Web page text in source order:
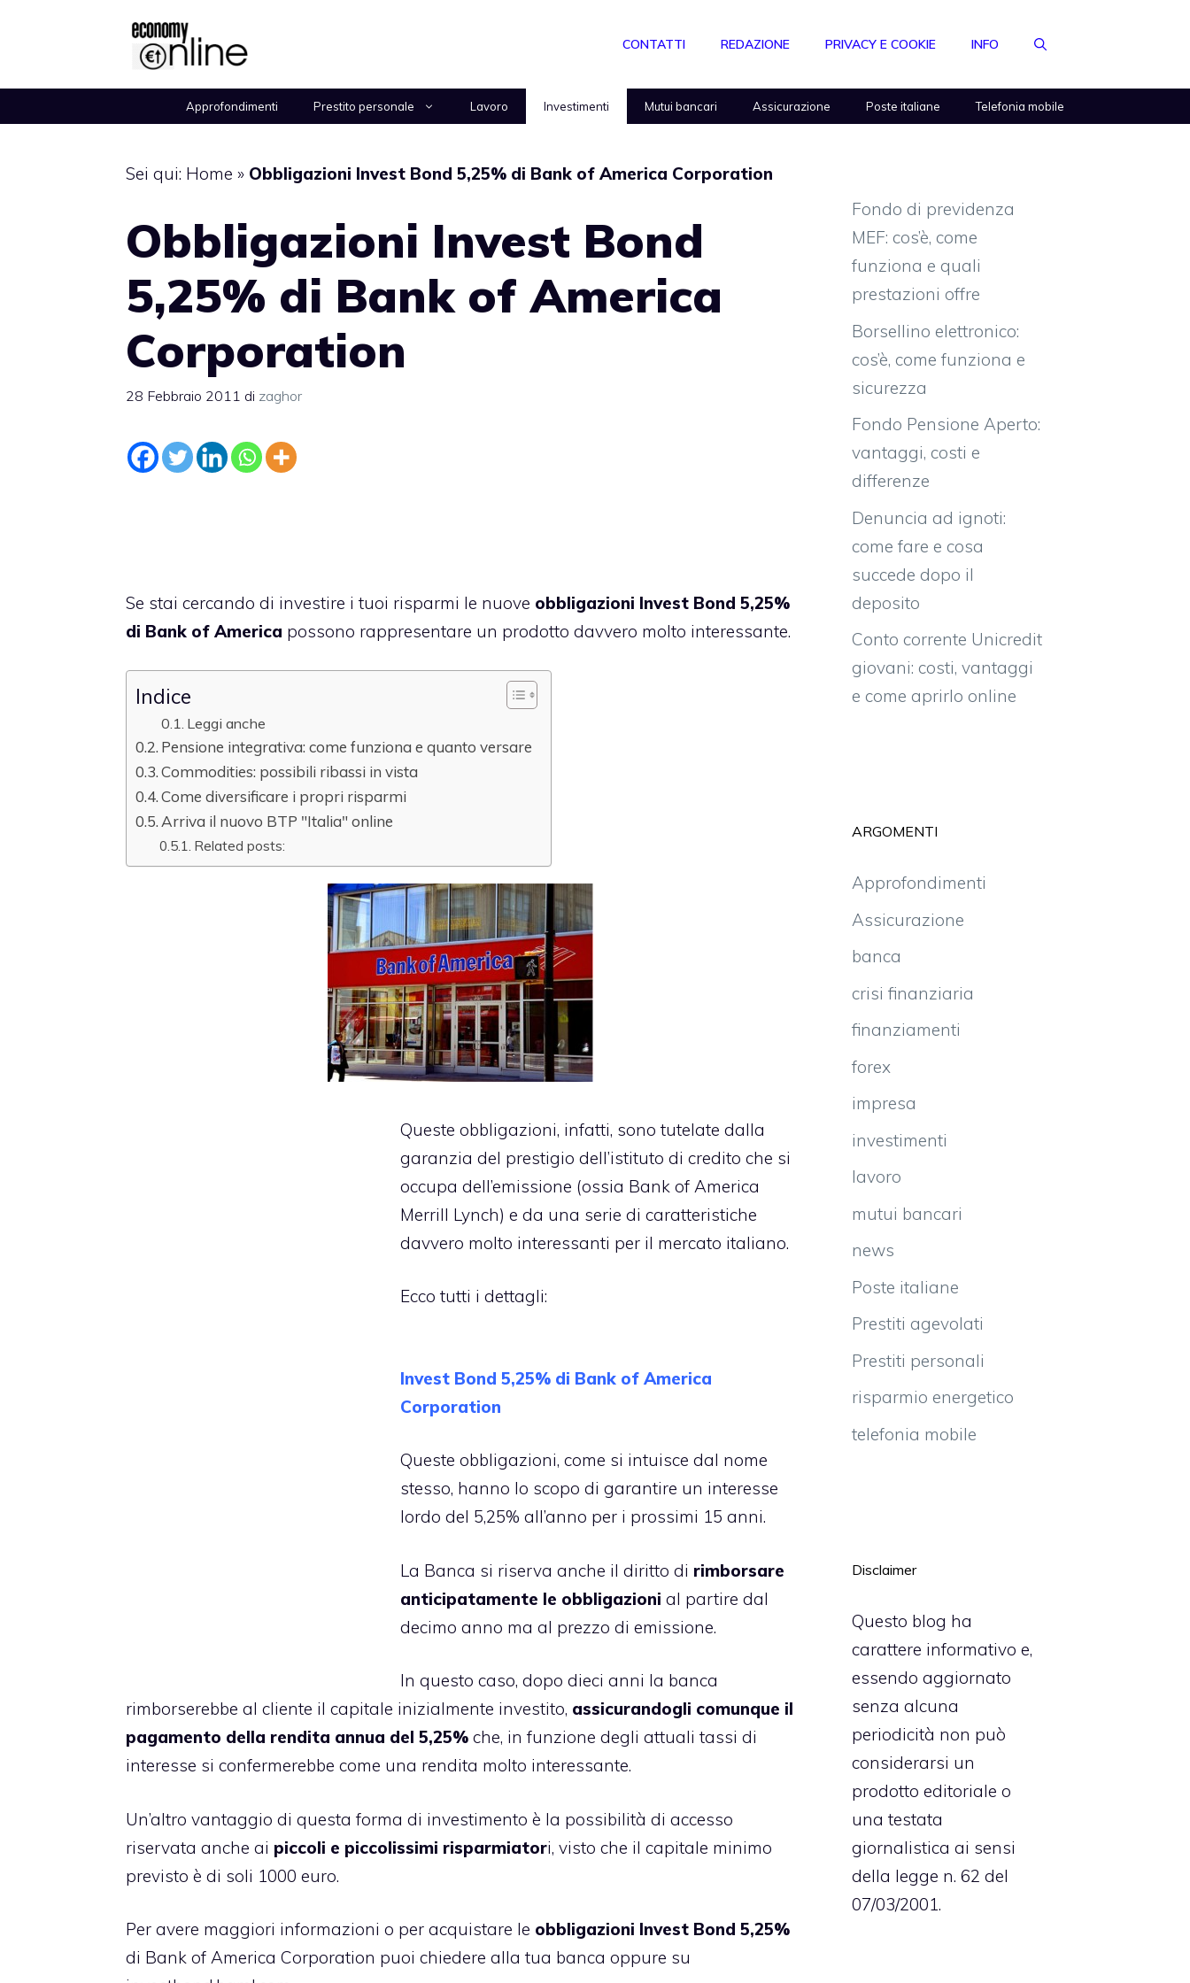
CONTATTI REDAZIONE PRIVACY E COOKIE INFO
Approfondimenti Prestito personale Lavoro Investimenti Mutui bancari Assicurazione Poste italiane Telefonia mobile
Sei qui: Home » Obbligazioni Invest Bond 5,25% di Bank of America Corporation
Obbligazioni Invest Bond
5,25% di Bank of America
Corporation
28 Febbraio 2011 di zaghor
Se stai cercando di investire i tuoi risparmi le nuove obbligazioni Invest Bond 5,25%
di Bank of America possono rappresentare un prodotto davvero molto interessante.
Indice
Leggi anche
Pensione integrativa: come funziona e quanto versare
Commodities: possibili ribassi in vista
Come diversificare i propri risparmi
Arriva il nuovo BTP "Italia" online
Related posts:
Queste obbligazioni, infatti, sono tutelate dalla
garanzia del prestigio dell’istituto di credito che si
occupa dell’emissione (ossia Bank of America
Merrill Lynch) e da una serie di caratteristiche
davvero molto interessanti per il mercato italiano.
Ecco tutti i dettagli:
Invest Bond 5,25% di Bank of America
Corporation
Queste obbligazioni, come si intuisce dal nome
stesso, hanno lo scopo di garantire un interesse
lordo del 5,25% all’anno per i prossimi 15 anni.
La Banca si riserva anche il diritto di rimborsare
anticipatamente le obbligazioni al partire dal
decimo anno ma al prezzo di emissione.
In questo caso, dopo dieci anni la banca
rimborserebbe al cliente il capitale inizialmente investito, assicurandogli comunque il
pagamento della rendita annua del 5,25% che, in funzione degli attuali tassi di
interesse si confermerebbe come una rendita molto interessante.
Un’altro vantaggio di questa forma di investimento è la possibilità di accesso
riservata anche ai piccoli e piccolissimi risparmiatori, visto che il capitale minimo
previsto è di soli 1000 euro.
Per avere maggiori informazioni o per acquistare le obbligazioni Invest Bond 5,25%
di Bank of America Corporation puoi chiedere alla tua banca oppure su
Fondo di previdenza
MEF: cos’è, come
funziona e quali
prestazioni offre
Borsellino elettronico:
cos’è, come funziona e
sicurezza
Fondo Pensione Aperto:
vantaggi, costi e
differenze
Denuncia ad ignoti:
come fare e cosa
succede dopo il
deposito
Conto corrente Unicredit
giovani: costi, vantaggi
e come aprirlo online
ARGOMENTI
Approfondimenti
Assicurazione
banca
crisi finanziaria
finanziamenti
forex
impresa
investimenti
lavoro
mutui bancari
news
Poste italiane
Prestiti agevolati
Prestiti personali
risparmio energetico
telefonia mobile
Disclaimer
Questo blog ha
carattere informativo e,
essendo aggiornato
senza alcuna
periodicità non può
considerarsi un
prodotto editoriale o
una testata
giornalistica ai sensi
della legge n. 62 del
07/03/2001.